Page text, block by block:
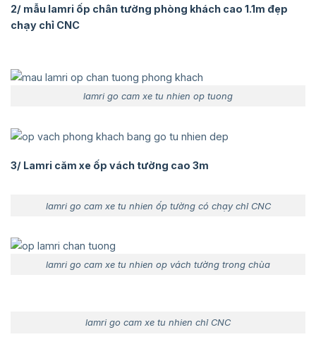
2/ mẫu lamri ốp chân tường phòng khách cao 1.1m đẹp
chạy chỉ CNC
lamri go cam xe tu nhien op tuong
3/ Lamri căm xe ốp vách tường cao 3m
lamri go cam xe tu nhien ốp tường có chạy chỉ CNC
lamri go cam xe tu nhien op vách tường trong chùa
lamri go cam xe tu nhien chỉ CNC